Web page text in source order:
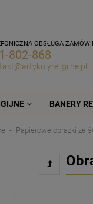
OBSŁUGA
802-868
BANERY
Papierowe obrazki ze